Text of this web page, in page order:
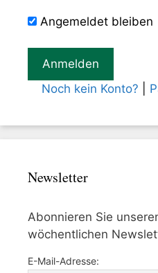
Angemeldet bleiben
Noch kein Konto?
Newsletter
Abonnieren Sie
wöchentlichen
E-Mail-Adresse: